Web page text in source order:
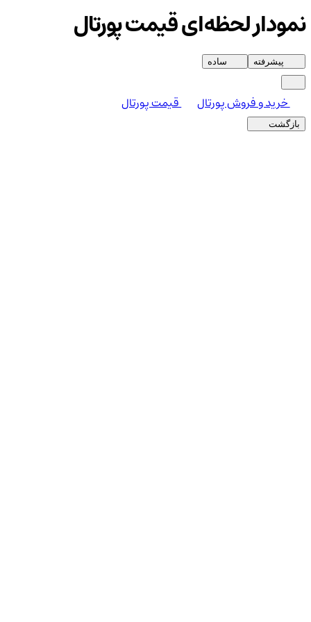
نمودار لحظه‌ای قیمت پورتال
پیشرفته ساده
خرید و فروش پورتال قیمت پورتال
بازگشت